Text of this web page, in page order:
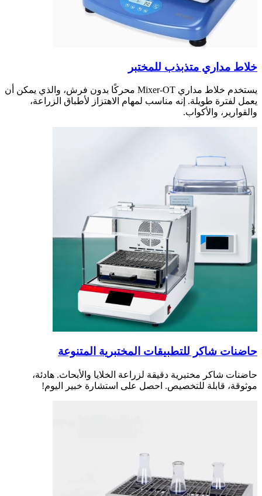
خلاط مداري متذبذب للمختبر
يستخدم خلاط مداري Mixer-OT محركًا بدون فرش، والذي يمكن أن
يعمل لفترة طويلة. إنه مناسب لمهام الاهتزاز لأطباق الزراعة،
والقوارير، والأكواب.
حاضنات شاكر للتطبيقات المختبرية المتنوعة
حاضنات شاكر مختبرية دقيقة لزراعة الخلايا والأبحاث. هادئة،
موثوقة، قابلة للتخصيص. احصل على استشارة خبير اليوم!